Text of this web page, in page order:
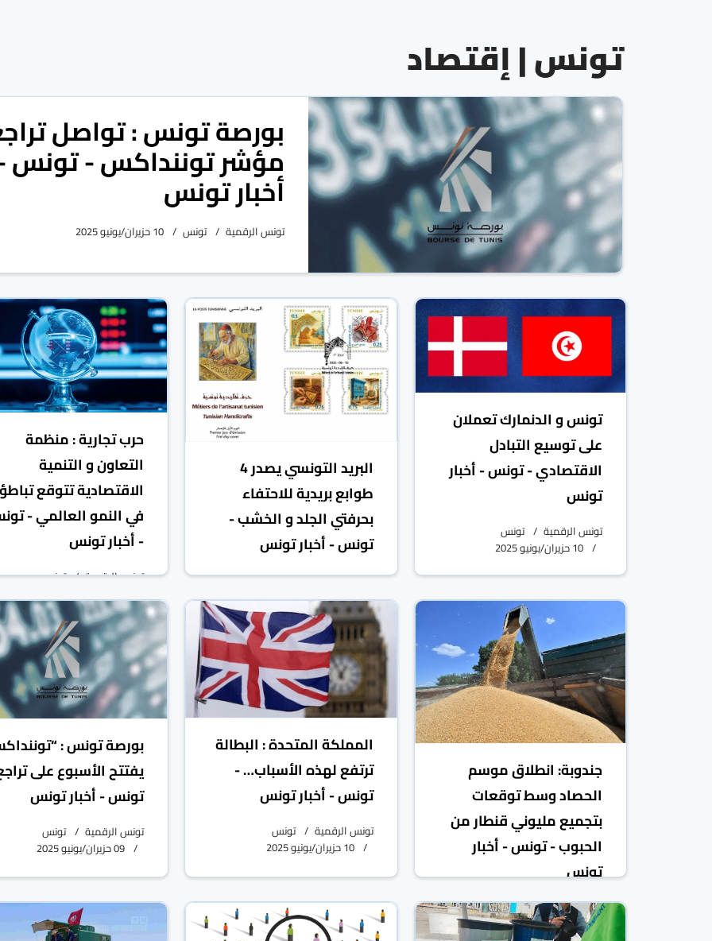
تونس | إقتصاد
بورصة تونس : تواصل
مؤشر توننداكس - تونس
أخبار تونس
تونس الرقمية تونس 10 حزيران/يونيو 2025
تونس و الدنمارك تعملان
على توسيع التبادل
الاقتصادي - تونس - أخبار
تونس
تونس الرقمية
تونس
10 حزيران/يونيو 2025
البريد التونسي يصدر 4
طوابع بريدية للاحتفاء
بحرفتي الجلد و الخشب -
تونس - أخبار تونس
تونس الرقمية
تونس
10 حزيران/يونيو 2025
حرب تجارية : منظمة
التعاون و التنمية
الاقتصادية تتوقع
في النمو العالمي -
- أخبار تونس
تونس الرقمية
تونس
جندوبة: انطلاق موسم
الحصاد وسط توقعات
بتجميع مليوني قنطار من
الحبوب - تونس - أخبار
تونس
تونس الرقمية
تونس
10 حزيران/يونيو 2025
المملكة المتحدة : البطالة
ترتفع لهذه الأسباب… -
تونس - أخبار تونس
تونس الرقمية
تونس
10 حزيران/يونيو 2025
بورصة تونس :
يفتتح الأسبوع على
تونس - أخبار تونس
تونس الرقمية
تونس
09 حزيران/يونيو 2025